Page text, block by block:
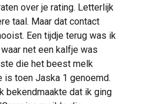
over je rating. Letterlijk
taal. Maar dat contact
Een tijdje terug was ik
net een kalfje was
die het beest melk
is toen Jaska 1 genoemd.
bekendmaakte dat ik ging